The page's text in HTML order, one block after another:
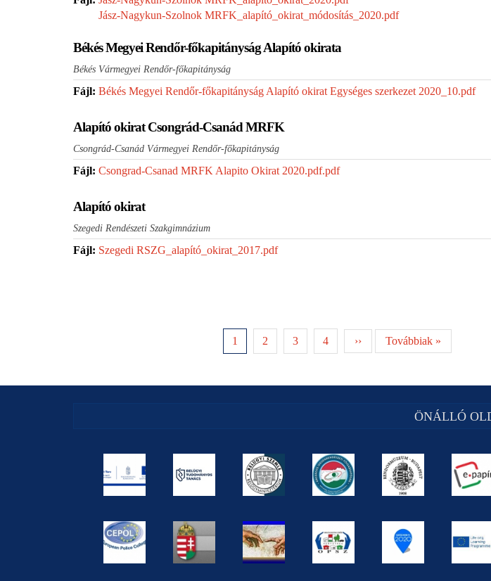
Jász-Nagykun-Szolnok MRFK_alapító_okirat_módosítás_2020.pdf
Békés Megyei Rendőr-főkapitányság Alapító okirata
Békés Vármegyei Rendőr-főkapitányság
Fájl: Békés Megyei Rendőr-főkapitányság Alapító okirat Egységes szerkezet 2020_10.pdf
Alapító okirat Csongrád-Csanád MRFK
Csongrád-Csanád Vármegyei Rendőr-főkapitányság
Fájl: Csongrad-Csanad MRFK Alapito Okirat 2020.pdf.pdf
Alapító okirat
Szegedi Rendészeti Szakgimnázium
Fájl: Szegedi RSZG_alapító_okirat_2017.pdf
1 2 3 4 ›› Továbbiak »
ÖNÁLLÓ